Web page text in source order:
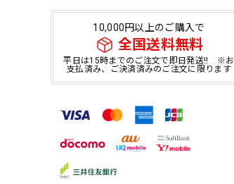
10,000円以上のご購入で
全国送料無料
平日は15時までのご注文で即日発送!! ※お
支払済み、ご決済済みのご注文に限ります